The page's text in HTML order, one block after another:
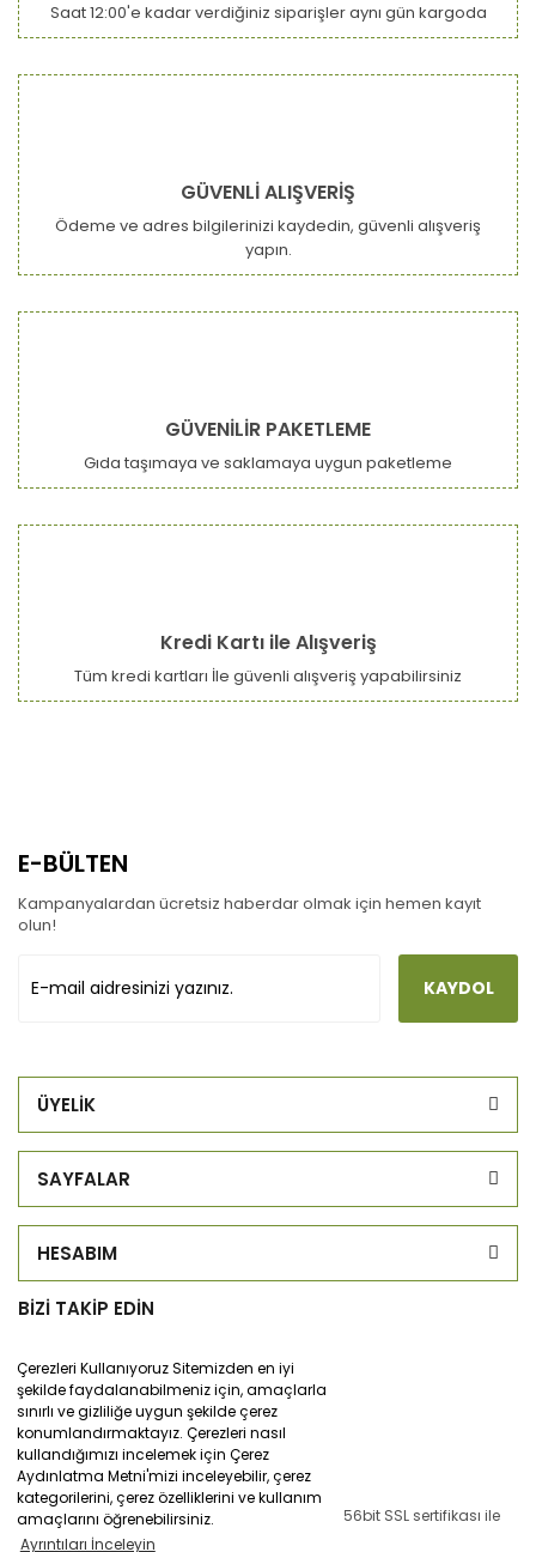
Çerezleri Kullanıyoruz Sitemizden en iyi
şekilde faydalanabilmeniz için, amaçlarla
sınırlı ve gizliliğe uygun şekilde çerez
konumlandırmaktayız. Çerezleri nasıl
kullandığımızı incelemek için Çerez
Aydınlatma Metni'mizi inceleyebilir, çerez
kategorilerini, çerez özelliklerini ve kullanım
amaçlarını öğrenebilirsiniz.
Ayrıntıları İnceleyin
Gönder
Saat 12:00'e kadar verdiğiniz siparişler aynı gün kargoda
GÜVENLİ ALIŞVERİŞ
Ödeme ve adres bilgilerinizi kaydedin, güvenli alışveriş
yapın.
GÜVENİLİR PAKETLEME
Gıda taşımaya ve saklamaya uygun paketleme
Kredi Kartı ile Alışveriş
Tüm kredi kartları İle güvenli alışveriş yapabilirsiniz
E-BÜLTEN
Kampanyalardan ücretsiz haberdar olmak için hemen kayıt
olun!
KAYDOL
ÜYELİK
SAYFALAR
HESABIM
BİZİ TAKİP EDİN
© Tüm hakları saklıdır. Kredi kartı bilgileriniz 256bit SSL sertifikası ile
korunmaktadır.